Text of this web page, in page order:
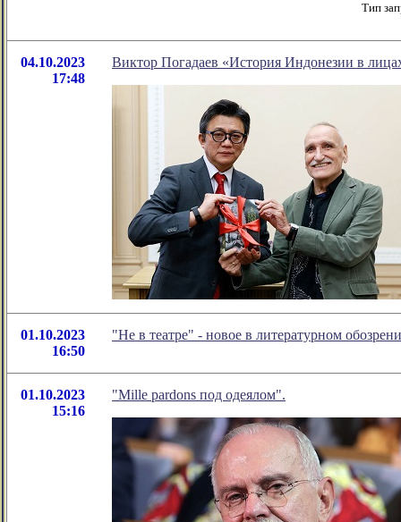
Тип
04.10.2023
17:48
Виктор Погадаев «История Индонезии в
01.10.2023
16:50
"Не в театре" - новое в литературном
01.10.2023
15:16
"Mille pardons под одеялом".